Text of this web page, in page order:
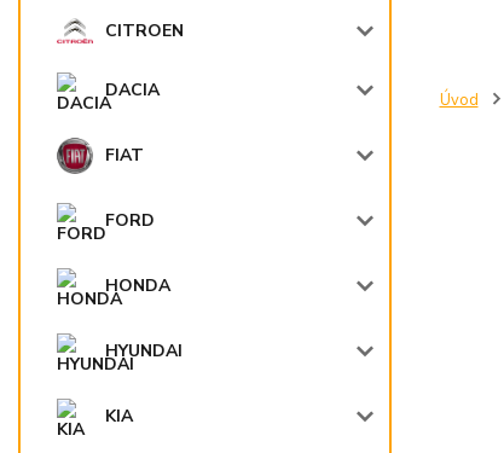
CITROEN
DACIA
FIAT
FORD
HONDA
HYUNDAI
KIA
Úvod